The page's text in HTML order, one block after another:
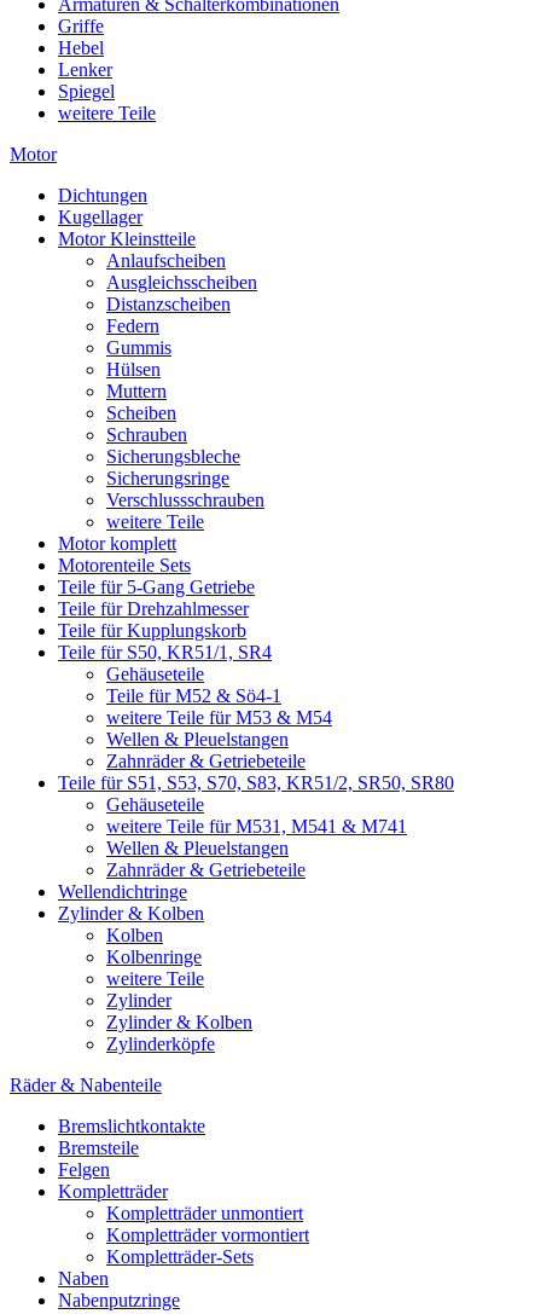
Armaturen & Schalterkombinationen
Griffe
Hebel
Lenker
Spiegel
weitere Teile
Motor
Dichtungen
Kugellager
Motor Kleinstteile
Anlaufscheiben
Ausgleichsscheiben
Distanzscheiben
Federn
Gummis
Hülsen
Muttern
Scheiben
Schrauben
Sicherungsbleche
Sicherungsringe
Verschlussschrauben
weitere Teile
Motor komplett
Motorenteile Sets
Teile für 5-Gang Getriebe
Teile für Drehzahlmesser
Teile für Kupplungskorb
Teile für S50, KR51/1, SR4
Gehäuseteile
Teile für M52 & Sö4-1
weitere Teile für M53 & M54
Wellen & Pleuelstangen
Zahnräder & Getriebeteile
Teile für S51, S53, S70, S83, KR51/2, SR50, SR80
Gehäuseteile
weitere Teile für M531, M541 & M741
Wellen & Pleuelstangen
Zahnräder & Getriebeteile
Wellendichtringe
Zylinder & Kolben
Kolben
Kolbenringe
weitere Teile
Zylinder
Zylinder & Kolben
Zylinderköpfe
Räder & Nabenteile
Bremslichtkontakte
Bremsteile
Felgen
Kompletträder
Kompletträder unmontiert
Kompletträder vormontiert
Kompletträder-Sets
Naben
Nabenputzringe